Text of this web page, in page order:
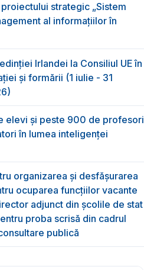
strategic „Sistem
al informațiilor în
Irlandei la Consiliul UE în
și formării (1 iulie - 31
elevi și peste 900 de profesori
în lumea inteligenței
organizarea și desfășurarea
ocuparea funcțiilor vacante
adjunct din școlile de stat
proba scrisă din cadrul
publică